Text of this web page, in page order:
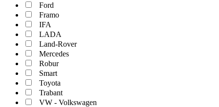
Ford
Framo
IFA
LADA
Land-Rover
Mercedes
Robur
Smart
Toyota
Trabant
VW - Volkswagen